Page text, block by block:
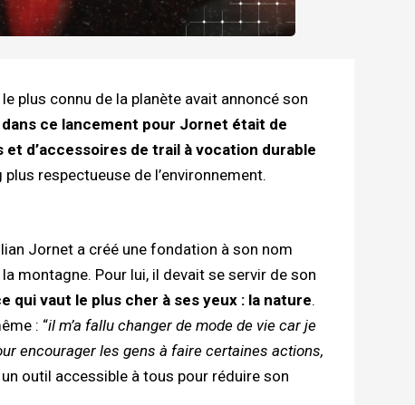
plus connu de la planète avait annoncé son
dans ce lancement pour Jornet était de
d’accessoires de trail à vocation durable
respectueuse de l’environnement.
Jornet a créé une fondation à son nom
montagne. Pour lui, il devait se servir de son
qui vaut le plus cher à ses yeux : la nature.
: “il m’a fallu changer de mode de vie car je
encourager les gens à faire certaines actions,
outil accessible à tous pour réduire son